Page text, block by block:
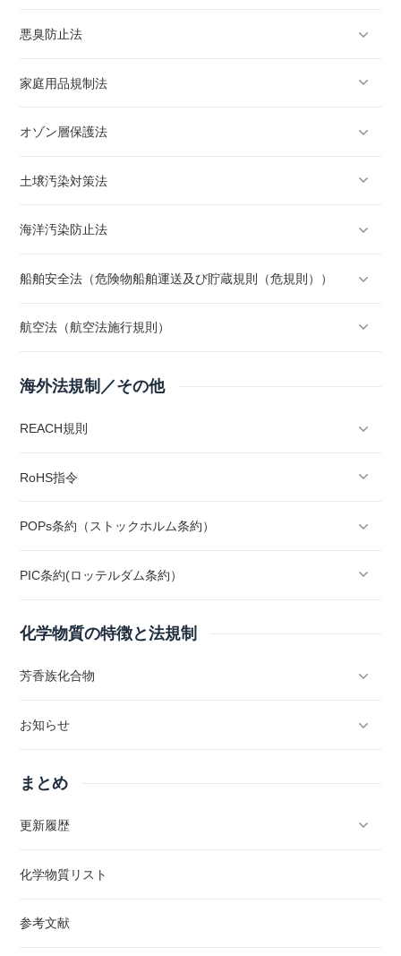
悪臭防止法
家庭用品規制法
オゾン層保護法
土壌汚染対策法
海洋汚染防止法
船舶安全法（危険物船舶運送及び貯蔵規則（危規則））
航空法（航空法施行規則）
海外法規制／その他
REACH規則
RoHS指令
POPs条約（ストックホルム条約）
PIC条約(ロッテルダム条約）
化学物質の特徴と法規制
芳香族化合物
お知らせ
まとめ
更新履歴
化学物質リスト
参考文献